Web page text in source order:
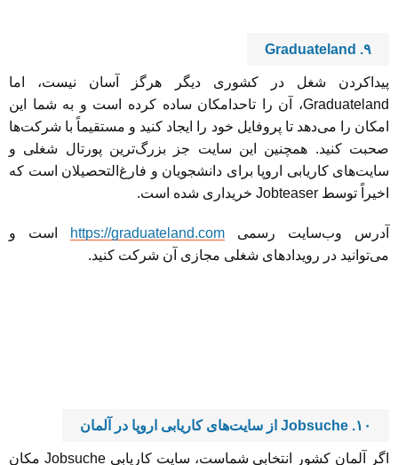
۹. Graduateland
پیداکردن شغل در کشوری دیگر هرگز آسان نیست، اما
Graduateland، آن را تاحدامکان ساده کرده است و به شما این
امکان را می‌دهد تا پروفایل خود را ایجاد کنید و مستقیماً با شرکت‌ها
صحبت کنید. همچنین این سایت جز بزرگ‌ترین پورتال شغلی و
سایت‌های کاریابی اروپا برای دانشجویان و فارغ‌التحصیلان است که
اخیراً توسط Jobteaser خریداری شده است.
آدرس وب‌سایت رسمی https://graduateland.com
است و
می‌توانید در رویدادهای شغلی مجازی آن شرکت کنید.
۱۰. Jobsuche از سایت‌های کاریابی اروپا در آلمان
اگر آلمان کشور انتخابی شماست، سایت کاریابی Jobsuche مکان